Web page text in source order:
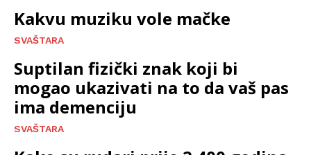
Kakvu muziku vole mačke
SVAŠTARA
Suptilan fizički znak koji bi
mogao ukazivati na to da vaš pas
ima demenciju
SVAŠTARA